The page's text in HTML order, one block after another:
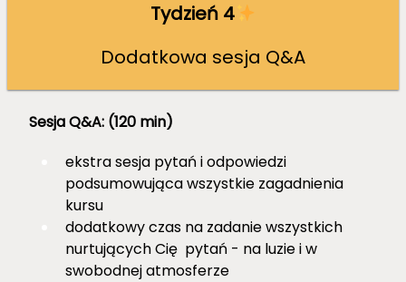
Tydzień 4
Dodatkowa sesja Q&A
Sesja Q&A: (120 min)
ekstra sesja pytań i odpowiedzi
podsumowująca wszystkie zagadnienia
kursu
dodatkowy czas na zadanie wszystkich
nurtujących Cię pytań - na luzie i w
swobodnej atmosferze